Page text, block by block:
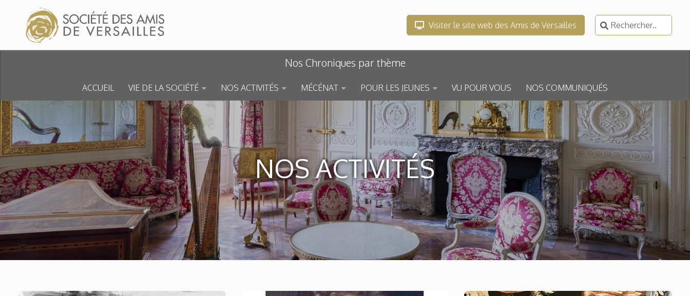
Skip to content
Visiter le site web des Amis de Versailles
Rechercher :
Nos Chroniques par thème
ACCUEIL VIE DE LA SOCIÉTÉ NOS ACTIVITÉS MÉCÉNAT POUR LES JEUNES VU POUR VOUS NOS COMMUNIQUÉS
NOS ACTIVITÉS